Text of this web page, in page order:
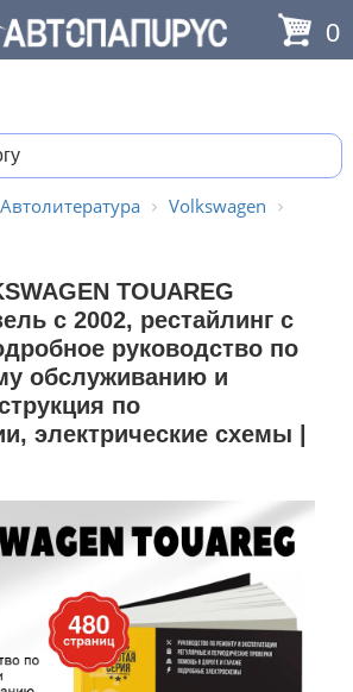
0
Автолитература
Volkswagen
TOUAREG
с 2002, рестайлинг с
руководство по
обслуживанию и
по
электрические схемы |